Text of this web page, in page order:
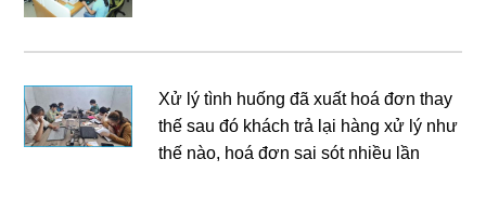
Xử lý tình huống đã xuất hoá đơn thay
thế sau đó khách trả lại hàng xử lý như
thế nào, hoá đơn sai sót nhiều lần